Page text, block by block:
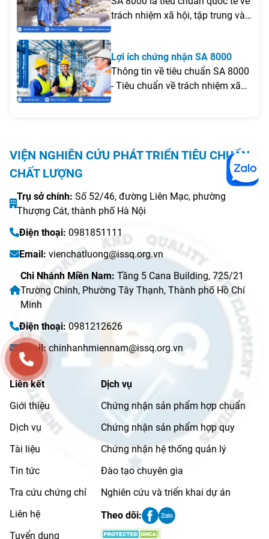
mối nguy và kiểm soát tới hạn
trong quá trình sản xuất thực
phẩm đảm bảo an toàn cho đối
tượng tiêu dùng.
xã hội
trách nhiệm xã hội, tập trung vào
việc đảm bảo quyền lợi người lao
động, môi trường làm việc an
toàn - công bằng.
Lợi ích chứng nhận SA 8000
Thông tin về tiêu chuẩn SA 8000
- Tiêu chuẩn về trách nhiệm xã
hội, tiêu chí bảo vệ quyền lợi cho
VIỆN NGHIÊN CỨU PHÁT TRIỂN TIÊU CHUẨN
CHẤT LƯỢNG
Trụ sở chính: Số 52/46, đường Liên Mạc, phường
Thượng Cát, thành phố Hà Nội
Điện thoại: 0981851111
Email: vienchatluong@issq.org.vn
Chi Nhánh Miền Nam: Tầng 5 Cana Building, 725/21
Trường Chinh, Phường Tây Thạnh, Thành phố Hồ Chí
Minh
Điện thoại: 0981212626
Email:chinhanhmiennam@issq.org.vn
Liên kết
Giới thiệu
Dịch vụ
Tài liệu
Tin tức
Tra cứu chứng chỉ
Liên hệ
Tuyển dụng
Dịch vụ
Chứng nhận sản phẩm hợp chuẩn
Chứng nhận sản phẩm hợp quy
Chứng nhận hệ thống quản lý
Đào tạo chuyên gia
Nghiên cứu và triển khai dự án
Theo dõi: